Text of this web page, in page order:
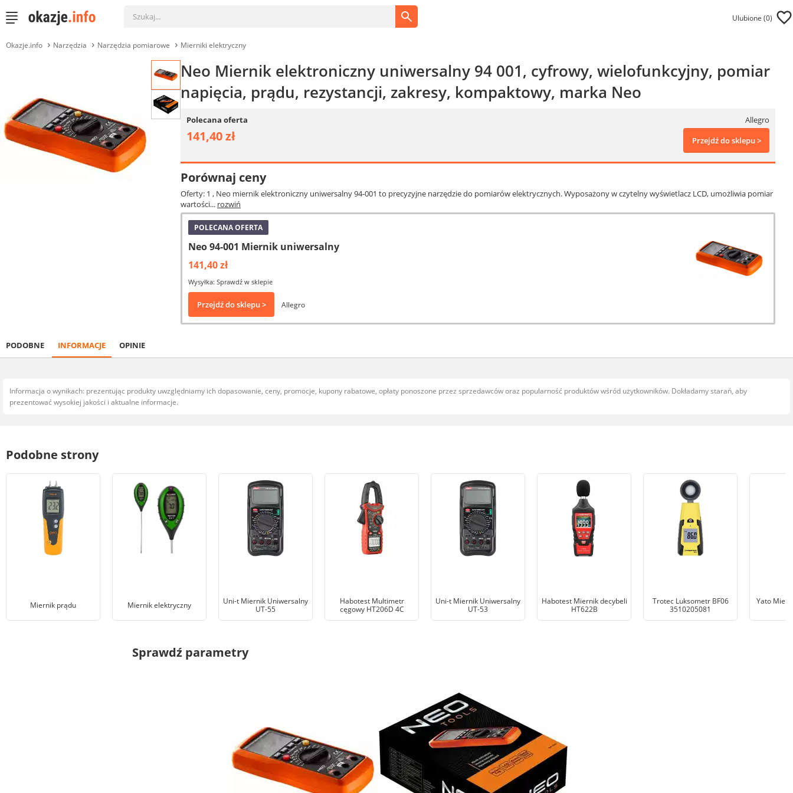
Ulubione (0)
Okazje.info Narzędzia Narzędzia pomiarowe Mierniki elektryczny
Neo Miernik elektroniczny uniwersalny 94 001, cyfrowy, wielofunkcyjny, pomiar
napięcia, prądu, rezystancji, zakresy, kompaktowy, marka Neo
Polecana oferta Allegro
141,40 zł Przejdź do sklepu >
Porównaj ceny
Oferty: 1 , Neo miernik elektroniczny uniwersalny 94-001 to precyzyjne narzędzie do pomiarów elektrycznych. Wyposażony w czytelny wyświetlacz LCD, umożliwia pomiar
wartości... rozwiń
POLECANA OFERTA
Neo 94-001 Miernik uniwersalny
141,40 zł
Wysyłka: Sprawdź w sklepie
Przejdź do sklepu > Allegro
PODOBNE INFORMACJE OPINIE
Informacja o wynikach: prezentując produkty uwzględniamy ich dopasowanie, ceny, promocje, kupony rabatowe, opłaty ponoszone przez sprzedawców oraz popularność produktów wśród użytkowników. Dokładamy starań, aby
prezentować wysokiej jakości i aktualne informacje.
Podobne strony
Miernik prądu Miernik elektryczny
Uni-t Miernik Uniwersalny
UT-55
Habotest Multimetr
cęgowy HT206D 4C
Uni-t Miernik Uniwersalny
UT-53
Habotest Miernik decybeli
HT622B
Trotec Luksometr BF06
3510205081
Yato
Sprawdź parametry